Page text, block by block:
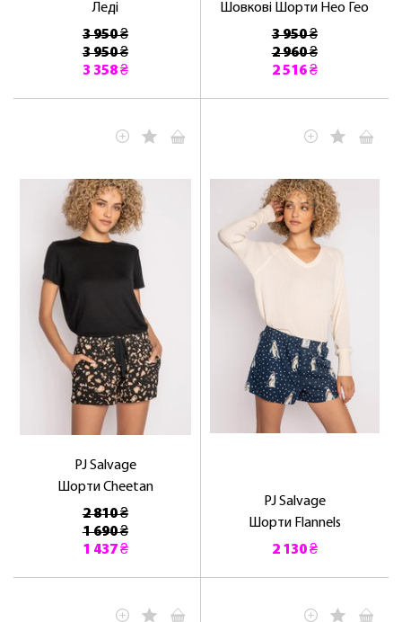
Леді
3 950 ₴
3 950 ₴
3 358 ₴
Шовкові Шорти Нео Гео
3 950 ₴
2 960 ₴
2 516 ₴
PJ Salvage
Шорти Cheetan
2 810 ₴
1 690 ₴
1 437 ₴
PJ Salvage
Шорти Flannels
2 130 ₴